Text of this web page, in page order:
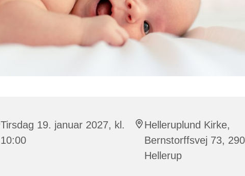
Tirsdag 19. januar 2027, kl.
10:00
Helleruplund Kirke,
Bernstorffsvej 73,
Hellerup